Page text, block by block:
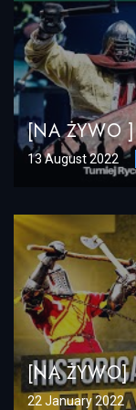
13 August 2022
22 January 2022